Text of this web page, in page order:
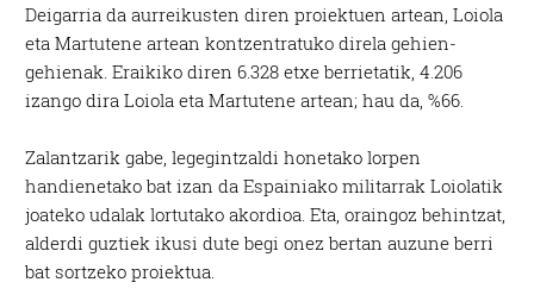
Deigarria da aurreikusten diren proiektuen artean, Loiola
eta Martutene artean kontzentratuko direla gehien-
gehienak. Eraikiko diren 6.328 etxe berrietatik, 4.206
izango dira Loiola eta Martutene artean; hau da, %66.
Zalantzarik gabe, legegintzaldi honetako lorpen
handienetako bat izan da Espainiako militarrak Loiolatik
joateko udalak lortutako akordioa. Eta, oraingoz behintzat,
alderdi guztiek ikusi dute begi onez bertan auzune berri
bat sortzeko proiektua.